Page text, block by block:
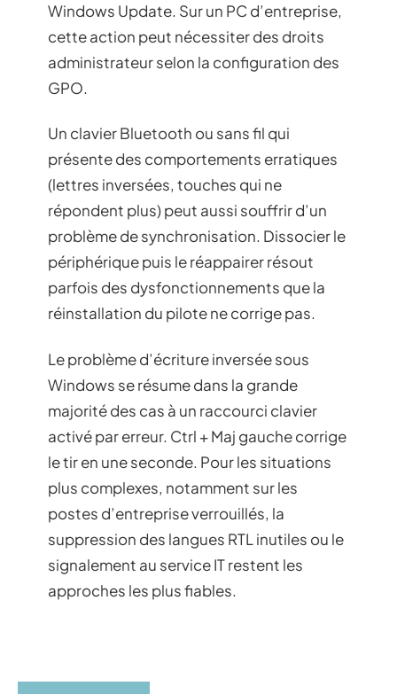
Windows Update. Sur un PC d’entreprise,
cette action peut nécessiter des droits
administrateur selon la configuration des
GPO.
Un clavier Bluetooth ou sans fil qui
présente des comportements erratiques
(lettres inversées, touches qui ne
répondent plus) peut aussi souffrir d’un
problème de synchronisation. Dissocier le
périphérique puis le réappairer résout
parfois des dysfonctionnements que la
réinstallation du pilote ne corrige pas.
Le problème d’écriture inversée sous
Windows se résume dans la grande
majorité des cas à un raccourci clavier
activé par erreur. Ctrl + Maj gauche corrige
le tir en une seconde. Pour les situations
plus complexes, notamment sur les
postes d’entreprise verrouillés, la
suppression des langues RTL inutiles ou le
signalement au service IT restent les
approches les plus fiables.